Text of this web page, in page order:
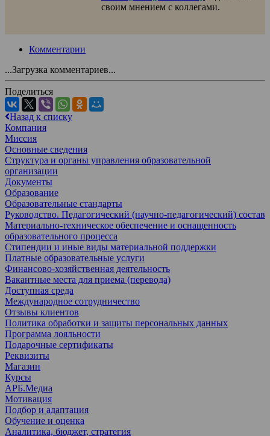
своим мнением с коллегами.
Комментарии
...Загрузка комментариев...
Поделиться
Назад к списку
Компания
Миссия
Основные сведения
Структура и органы управления образовательной
организации
Документы
Образование
Образовательные стандарты
Руководство. Педагогический (научно-педагогический) состав
Материально-техническое обеспечение и оснащенность
образовательного процесса
Стипендии и иные виды материальной поддержки
Платные образовательные услуги
Финансово-хозяйственная деятельность
Вакантные места для приема (перевода)
Доступная среда
Международное сотрудничество
Отзывы клиентов
Политика обработки и защиты персональных данных
Программа лояльности
Подарочные сертификаты
Реквизиты
Магазин
Курсы
АРБ.Медиа
Мотивация
Подбор и адаптация
Обучение и оценка
Аналитика, бюджет, стратегия